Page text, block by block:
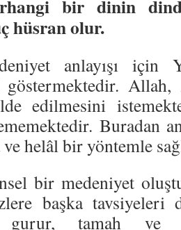
bir dinin
hüsran olur.
anlayışı için
göstermektedir.
edilmesini
Buradan
helâl bir yöntemle
bir medeniyet
başka
gurur, tamah ve